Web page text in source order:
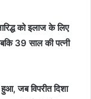
को इलाज के लिए
39 साल की पत्नी
जब विपरीत दिशा